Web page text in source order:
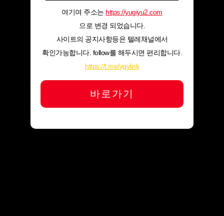
여기여 주소는 https://yugiyu2.com
으로 변경 되었습니다.
사이트의 공지사항등은 텔레채널에서
확인가능합니다. follow를 해두시면 편리합니다.
https://t.me/ygylink
바로가기